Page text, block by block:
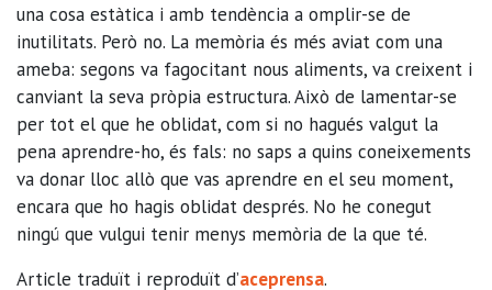
una cosa estàtica i amb tendència a omplir-se de
inutilitats. Però no. La memòria és més aviat com una
ameba: segons va fagocitant nous aliments, va creixent i
canviant la seva pròpia estructura. Això de lamentar-se
per tot el que he oblidat, com si no hagués valgut la
pena aprendre-ho, és fals: no saps a quins coneixements
va donar lloc allò que vas aprendre en el seu moment,
encara que ho hagis oblidat després. No he conegut
ningú que vulgui tenir menys memòria de la que té.
Article traduït i reproduït d’aceprensa.